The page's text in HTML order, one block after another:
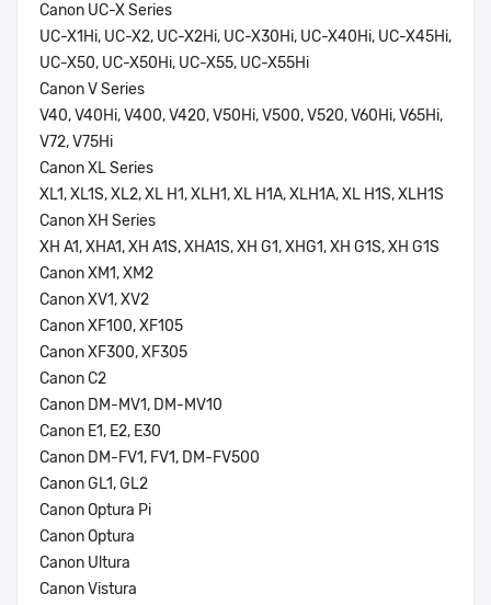
Canon UC-X Series
UC-X1Hi, UC-X2, UC-X2Hi, UC-X30Hi, UC-X40Hi, UC-X45Hi,
UC-X50, UC-X50Hi, UC-X55, UC-X55Hi
Canon V Series
V40, V40Hi, V400, V420, V50Hi, V500, V520, V60Hi, V65Hi,
V72, V75Hi
Canon XL Series
XL1, XL1S, XL2, XL H1, XLH1, XL H1A, XLH1A, XL H1S, XLH1S
Canon XH Series
XH A1, XHA1, XH A1S, XHA1S, XH G1, XHG1, XH G1S, XH G1S
Canon XM1, XM2
Canon XV1, XV2
Canon XF100, XF105
Canon XF300, XF305
Canon C2
Canon DM-MV1, DM-MV10
Canon E1, E2, E30
Canon DM-FV1, FV1, DM-FV500
Canon GL1, GL2
Canon Optura Pi
Canon Optura
Canon Ultura
Canon Vistura